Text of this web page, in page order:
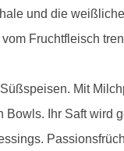
und die
Fruchtfleisch
Mit
Ihr Saft wird